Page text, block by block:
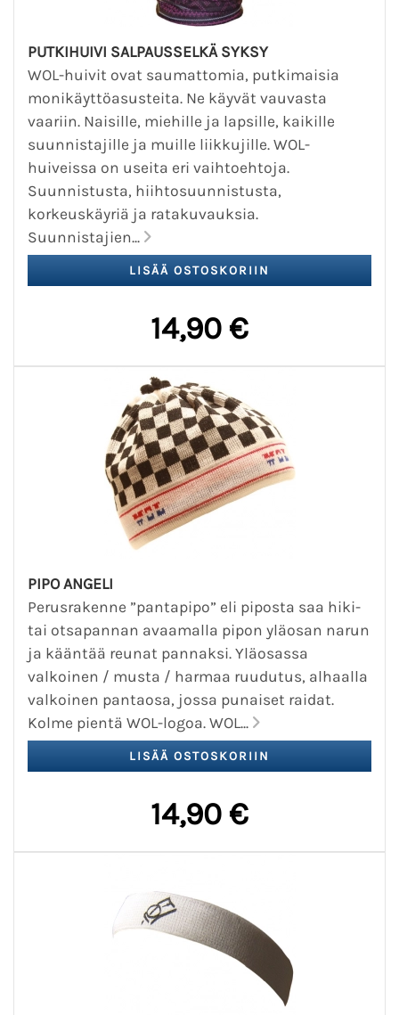
PUTKIHUIVI SALPAUSSELKÄ SYKSY
WOL-huivit ovat saumattomia, putkimaisia
monikäyttöasusteita. Ne käyvät vauvasta
vaariin. Naisille, miehille ja lapsille, kaikille
suunnistajille ja muille liikkujille. WOL-
huiveissa on useita eri vaihtoehtoja.
Suunnistusta, hiihtosuunnistusta,
korkeuskäyriä ja ratakuvauksia.
Suunnistajien...
14,90 €
PIPO ANGELI
Perusrakenne ”pantapipo” eli piposta saa hiki-
tai otsapannan avaamalla pipon yläosan narun
ja kääntää reunat pannaksi. Yläosassa
valkoinen / musta / harmaa ruudutus, alhaalla
valkoinen pantaosa, jossa punaiset raidat.
Kolme pientä WOL-logoa. WOL...
14,90 €